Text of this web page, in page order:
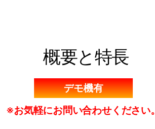
概要と特長
デモ機有
※お気軽にお問い合わせください。